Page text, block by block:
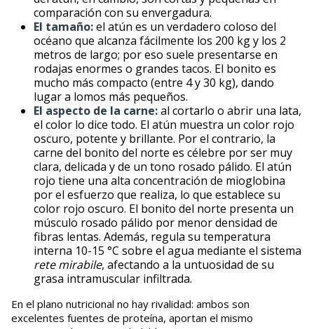
comparación con su envergadura.
El tamaño:el atún es un verdadero coloso del
océano que alcanza fácilmente los 200 kg y los 2
metros de largo; por eso suele presentarse en
rodajas enormes o grandes tacos. El bonito es
mucho más compacto (entre 4 y 30 kg), dando
lugar a lomos más pequeños.
El aspecto de la carne:al cortarlo o abrir una lata,
el color lo dice todo. El atún muestra un color rojo
oscuro, potente y brillante. Por el contrario, la
carne del bonito del norte es célebre por ser muy
clara, delicada y de un tono rosado pálido. El atún
rojo tiene una alta concentración de mioglobina
por el esfuerzo que realiza, lo que establece su
color rojo oscuro. El bonito del norte presenta un
músculo rosado pálido por menor densidad de
fibras lentas. Además, regula su temperatura
interna 10-15 °C sobre el agua mediante el sistema
rete mirabile, afectando a la untuosidad de su
grasa intramuscular infiltrada.
En el plano nutricional no hay rivalidad: ambos son
excelentes fuentes de proteína, aportan el mismo